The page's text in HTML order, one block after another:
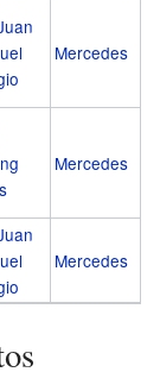
Mercedes
Mercedes
Mercedes